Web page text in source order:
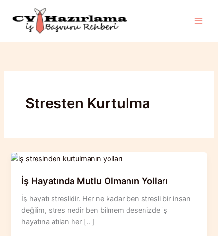
Stresten Kurtulma
İş Hayatında Mutlu Olmanın Yolları
İş hayatı streslidir. Her ne kadar ben stresli bir insan
değilim, stres nedir ben bilmem desenizde iş
hayatına atılan her […]